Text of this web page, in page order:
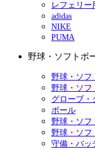
レフェリー
adidas
NIKE
PUMA
野球・ソフトボ
野球・ソフ
野球・ソフ
グローブ・
ボール
野球・ソフ
野球・ソフ
守備・バッ